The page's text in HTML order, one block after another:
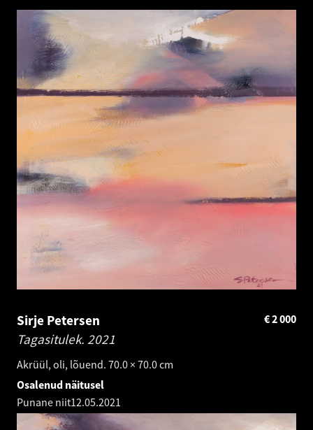
Sirje Petersen
Tagasitulek. 2021
Akrüül, oli, lõuend. 70.0 × 70.0 cm
2 000
€
Osalenud näitusel
Punane niit12.05.2021